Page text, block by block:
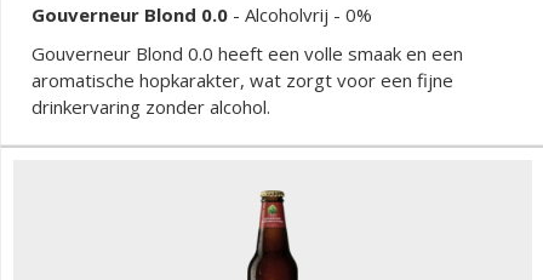
Gouverneur Blond 0.0 - Alcoholvrij - 0%
Gouverneur Blond 0.0 heeft een volle smaak en een
aromatische hopkarakter, wat zorgt voor een fijne
drinkervaring zonder alcohol.